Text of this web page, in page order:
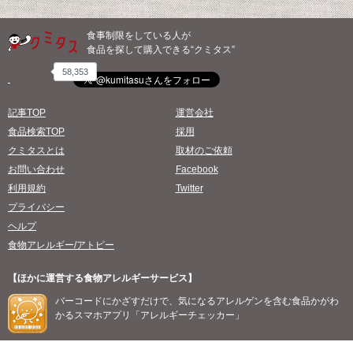
食事制限をしている人が
食品を探して購入できる“クミタス”
58,353
記事TOP
食品検索TOP
クミタスとは
お問い合わせ
利用規約
プライバシー
ヘルプ
食物アレルギー/アトピー
運営会社
採用
取材のご依頼
Facebook
Twitter
【ほかに運営する食物アレルギーサービス】
バーコードにかざすだけで、気になるアレルゲンを含む食品かがわ
かるスマホアプリ「アレルギーチェッカー」